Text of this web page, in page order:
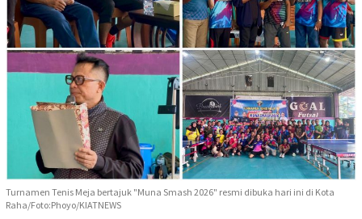
Turnamen Tenis Meja bertajuk "Muna Smash 2026" resmi dibuka hari ini di Kota
Raha/Foto:Phoyo/KIATNEWS